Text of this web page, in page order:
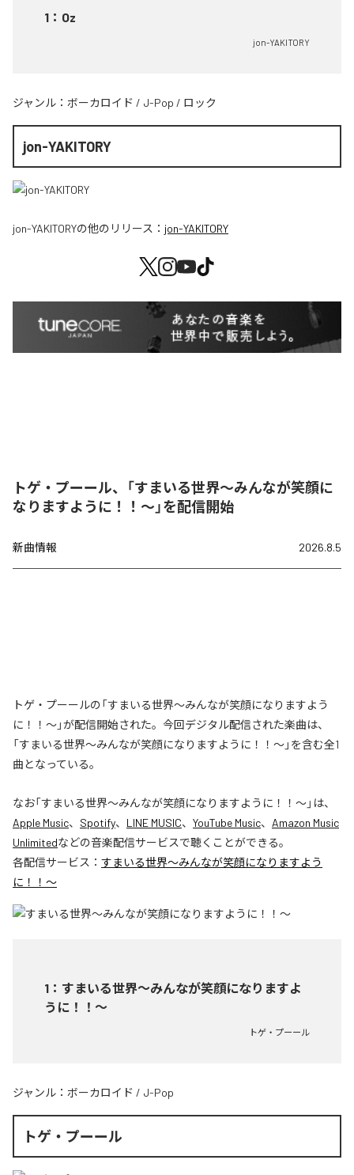
1 ： Oz
jon-YAKITORY
ジャンル： ボーカロイド / J-Pop / ロック
jon-YAKITORY
jon-YAKITORYの他のリリース： jon-YAKITORY
トゲ・プーール、「すまいる世界〜みんなが笑顔に
なりますように！！〜」を配信開始
新曲情報 2026.8.5
トゲ・プーールの「すまいる世界〜みんなが笑顔になりますよう
に！！〜」が配信開始された。今回デジタル配信された楽曲は、
「すまいる世界〜みんなが笑顔になりますように！！〜」を含む全1
曲となっている。
なお「すまいる世界〜みんなが笑顔になりますように！！〜」は、
Apple Music、 Spotify、 LINE MUSIC、 YouTube Music、 Amazon Music
Unlimitedなどの音楽配信サービスで聴くことができる。
各配信サービス： すまいる世界〜みんなが笑顔になりますよう
に！！〜
1 ： すまいる世界〜みんなが笑顔になりますよ
うに！！〜
トゲ・プーール
ジャンル： ボーカロイド / J-Pop
トゲ・プーール